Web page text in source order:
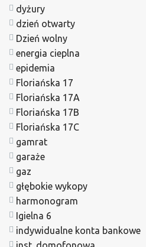
dyżury
dzień otwarty
Dzień wolny
energia cieplna
epidemia
Floriańska 17
Floriańska 17A
Floriańska 17B
Floriańska 17C
gamrat
garaże
gaz
głębokie wykopy
harmonogram
Igielna 6
indywidualne konta bankowe